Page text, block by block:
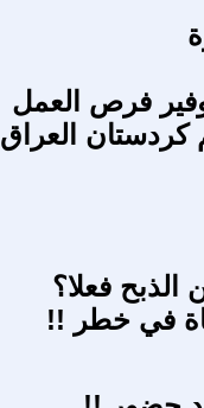
فرص العمل
كردستان العراق
فعلا؟
في خطر !!